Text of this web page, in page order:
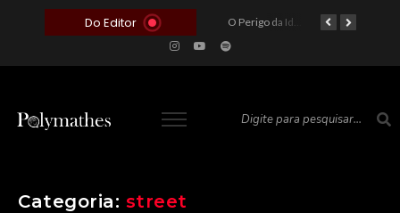
Do Editor
O Voto como Moeda: Clientelismo e o Analfabetismo Funcional Político no Brasil O Perigo da Ideologia Desenfreada na Justiça: Quando a Pauta Política Substitui a Pena Criminal
Categoria: street